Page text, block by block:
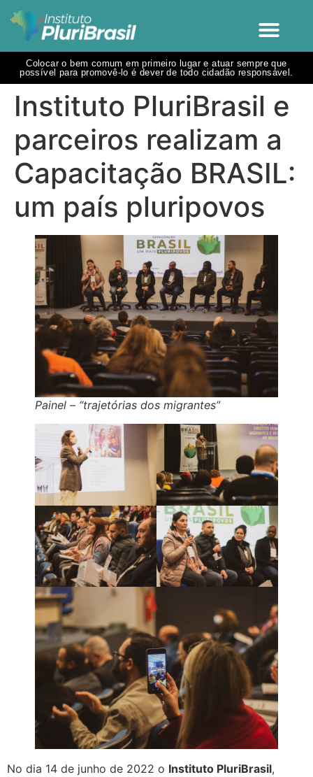
Colocar o bem comum em primeiro lugar e atuar sempre que
possível para promovê-lo é dever de todo cidadão responsável.
Instituto PluriBrasil e
parceiros realizam a
Capacitação BRASIL:
um país pluripovos
Painel – “trajetórias dos migrantes”
No dia 14 de junho de 2022 o Instituto PluriBrasil,